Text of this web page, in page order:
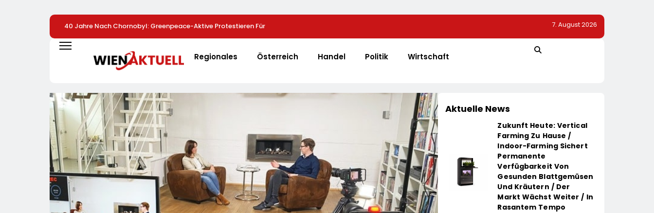
40 Jahre Nach Chornobyl: Greenpeace-Aktive Protestieren Für
Unterstützung Bei Wiederaufbau Der Zerstörten Schutzhülle /
Greenpeace-Report Dokumentiert Folgen Des Russischen
Drohnenangriffs
PRO-S 525 In Der Exklusiven Grillfürst-Edition
Streikaufrufe Zeigen An CineStar-Standorten Nur
Auswirkung Auf Den Kinobetrieb
7. August 2026
Regionales Österreich Handel Politik Wirtschaft
Aktuelle News
Zukunft Heute: Vertical
Farming Zu Hause /
Indoor-Farming Sichert
Permanente
Verfügbarkeit Von
Gesunden Blattgemüsen
Und Kräutern / Der
Markt Wächst Weiter / In
Rasantem Tempo